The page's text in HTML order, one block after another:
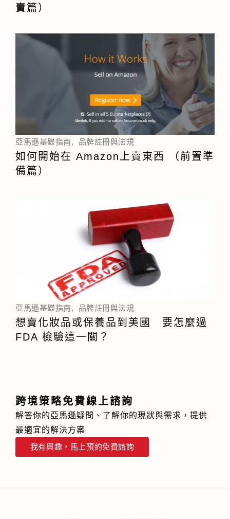
賣篇）
亞馬遜基礎指南, 品牌註冊與法規
如何開始在 Amazon上賣東西 （前置準
備篇）
亞馬遜基礎指南, 品牌註冊與法規
想賣化妝品或保養品到美國 要怎麼過
FDA 檢驗這一關？
跨境策略免費線上諮詢
解答你的亞馬遜疑問、了解你的現狀與需求，提供
最適宜的解決方案
我有興趣，馬上預約免費諮詢